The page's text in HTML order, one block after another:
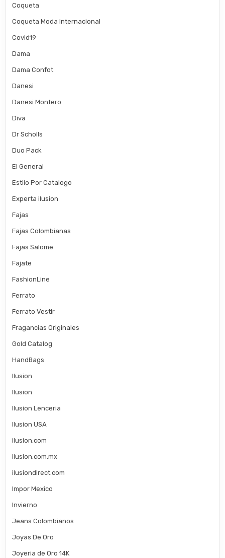
Coqueta
Coqueta Moda Internacional
Covid19
Dama
Dama Confot
Danesi
Danesi Montero
Diva
Dr Scholls
Duo Pack
El General
Estilo Por Catalogo
Experta ilusion
Fajas
Fajas Colombianas
Fajas Salome
Fajate
FashionLine
Ferrato
Ferrato Vestir
Fragancias Originales
Gold Catalog
HandBags
Ilusion
Ilusion
Ilusion Lenceria
Ilusion USA
ilusion.com
ilusion.com.mx
ilusiondirect.com
Impor Mexico
Invierno
Jeans Colombianos
Joyas De Oro
Joyeria de Oro 14K